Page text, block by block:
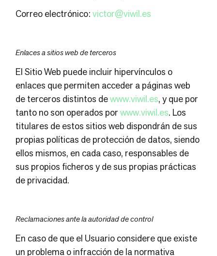
Correo electrónico:victor@viwil.es
Enlaces a sitios web de terceros
El Sitio Web puede incluir hipervínculos o
enlaces que permiten acceder a páginas web
de terceros distintos dewww.viwil.es, y que por
tanto no son operados porwww.viwil.es. Los
titulares de estos sitios web dispondrán de sus
propias políticas de protección de datos, siendo
ellos mismos, en cada caso, responsables de
sus propios ficheros y de sus propias prácticas
de privacidad.
Reclamaciones ante la autoridad de control
En caso de que el Usuario considere que existe
un problema o infracción de la normativa